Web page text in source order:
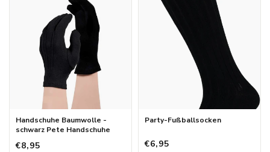
Handschuhe Baumwolle -
schwarz Pete Handschuhe
€8,95
Party-Fußballsocken
€6,95